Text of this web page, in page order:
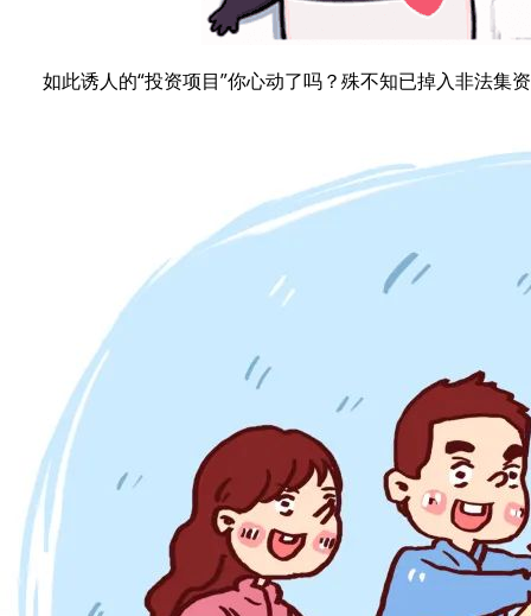
如此诱人的“投资项目”你心动了吗？殊不知已掉入非法集